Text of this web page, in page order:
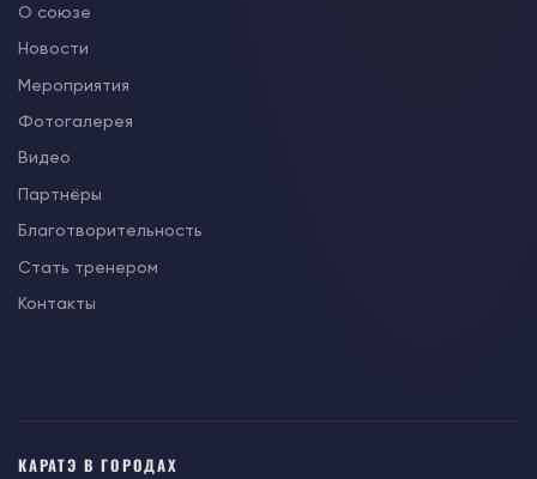
О союзе
Новости
Мероприятия
Фотогалерея
Видео
Партнёры
Благотворительность
Стать тренером
Контакты
КАРАТЭ В ГОРОДАХ